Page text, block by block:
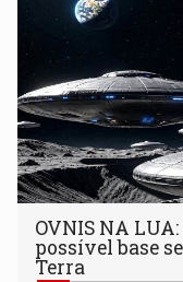
OVNIS NA
possível base
Terra